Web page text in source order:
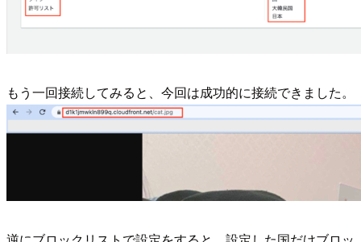
もう一回接続してみると、今回は成功的に接続できました。